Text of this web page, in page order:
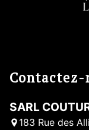
Contactez-
SARL
183 Rue des